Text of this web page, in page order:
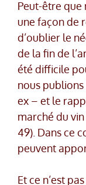
Peut-être
une façon de
d’oublier le
de la fin de
été difficile
nous
ex – et le
marché du
49). Dans ce
peuvent
Et ce n’est